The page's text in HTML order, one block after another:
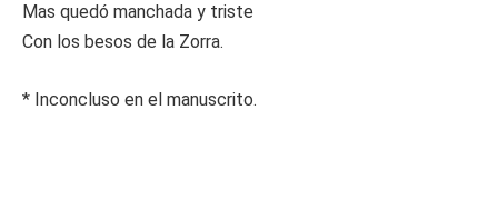
Mas quedó manchada y triste
Con los besos de la Zorra.
* Inconcluso en el manuscrito.